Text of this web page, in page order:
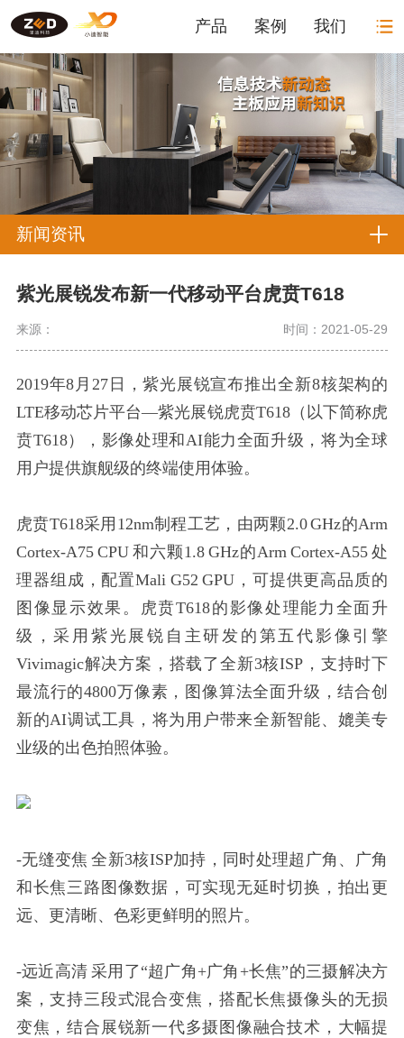
产品 案例 我们
新闻资讯
紫光展锐发布新一代移动平台虎贲T618
来源： 时间：2021-05-29
2019年8月27日，紫光展锐宣布推出全新8核架构的
LTE移动芯片平台—紫光展锐虎贲T618（以下简称虎
贲T618），影像处理和AI能力全面升级，将为全球
用户提供旗舰级的终端使用体验。
虎贲T618采用12nm制程工艺，由两颗2.0 GHz的Arm
Cortex-A75 CPU 和六颗1.8 GHz的Arm Cortex-A55 处
理器组成，配置Mali G52 GPU，可提供更高品质的
图像显示效果。虎贲T618的影像处理能力全面升
级，采用紫光展锐自主研发的第五代影像引擎
Vivimagic解决方案，搭载了全新3核ISP，支持时下
最流行的4800万像素，图像算法全面升级，结合创
新的AI调试工具，将为用户带来全新智能、媲美专
业级的出色拍照体验。
-无缝变焦 全新3核ISP加持，同时处理超广角、广角
和长焦三路图像数据，可实现无延时切换，拍出更
远、更清晰、色彩更鲜明的照片。
-远近高清 采用了“超广角+广角+长焦”的三摄解决方
案，支持三段式混合变焦，搭配长焦摄像头的无损
变焦，结合展锐新一代多摄图像融合技术，大幅提